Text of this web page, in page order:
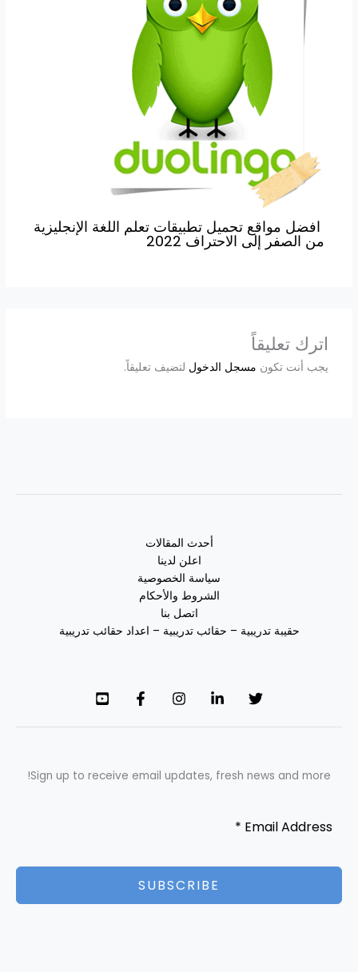
افضل مواقع تحميل تطبيقات تعلم اللغة الإنجليزية
من الصفر إلى الاحتراف 2022
اترك تعليقاً
يجب أنت تكون مسجل الدخول لتضيف تعليقاً.
أحدث المقالات
اعلن لدينا
سياسة الخصوصية
الشروط والأحكام
اتصل بنا
حقيبة تدريبية – حقائب تدريبية – اعداد حقائب تدريبية
Sign up to receive email updates, fresh news and more!
SUBSCRIBE